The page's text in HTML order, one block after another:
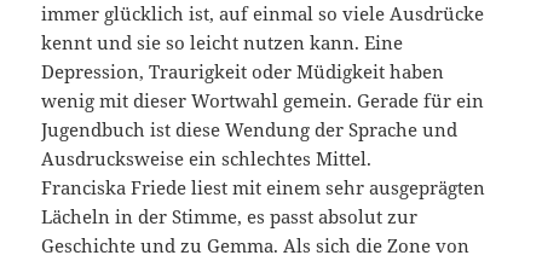
immer glücklich ist, auf einmal so viele Ausdrücke
kennt und sie so leicht nutzen kann. Eine
Depression, Traurigkeit oder Müdigkeit haben
wenig mit dieser Wortwahl gemein. Gerade für ein
Jugendbuch ist diese Wendung der Sprache und
Ausdrucksweise ein schlechtes Mittel.
Franciska Friede liest mit einem sehr ausgeprägten
Lächeln in der Stimme, es passt absolut zur
Geschichte und zu Gemma. Als sich die Zone von